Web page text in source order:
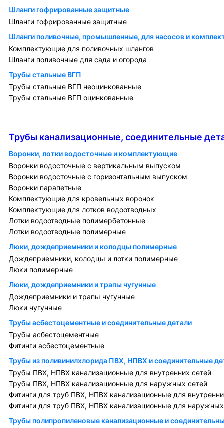
Шланги гофрированные защитные
Шланги гофрированные защитные
Шланги поливочные, промышленные, для насосов и
Комплектующие для поливочных шлангов
Шланги поливочные для сада и огорода
Трубы стальные ВГП
Трубы стальные ВГП неоцинкованные
Трубы стальные ВГП оцинкованные
Трубы канализационные, соединительные
Воронки, лотки водосточные и комплектующие
Воронки водосточные с вертикальным выпуском
Воронки водосточные с горизонтальным выпуском
Воронки парапетные
Комплектующие для кровельных воронок
Комплектующие для лотков водоотводных
Лотки водоотводные полимербетонные
Лотки водоотводные полимерные
Люки, дождеприемники и колодцы полимерные
Дождеприемники, колодцы и лотки полимерные
Люки полимерные
Люки, дождеприемники и трапы чугунные
Дождеприемники и трапы чугунные
Люки чугунные
Трубы асбестоцементные и соединительные детали
Трубы асбестоцементные
Фитинги асбестоцементные
Трубы из поливинилхлорида ПВХ, НПВХ и соединительные
Трубы ПВХ, НПВХ канализационные для внутренних сетей
Трубы ПВХ, НПВХ канализационные для наружных сетей
Фитинги для труб ПВХ, НПВХ канализационные для
Фитинги для труб ПВХ, НПВХ канализационные для
Трубы полипропиленовые канализационные и